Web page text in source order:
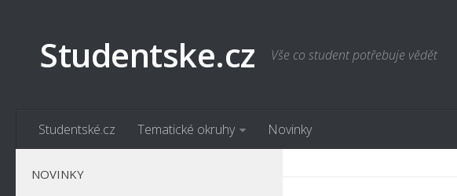
Studentske.cz Vše co student potřebuje vědět
Studentské.cz Tematické okruhy Novinky
NOVINKY